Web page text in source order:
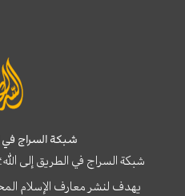
شبكة السراج في
شبكة السراج في الطريق إلى
يهدف لنشر معارف الإسلام